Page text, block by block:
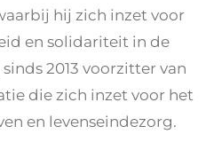
hij zich inzet voor
en solidariteit in de
2013 voorzitter van
die zich inzet voor het
en levenseindezorg.